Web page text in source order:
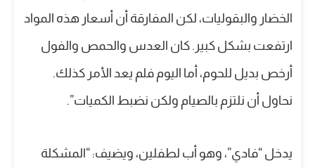
الخضار والبقوليات، لكن المفارقة أن أسعار هذه المواد
ارتفعت بشكل كبير. كان العدس والحمص والفول
أرخص بديل للحوم، أما اليوم فلم يعد الأمر كذلك.
نحاول أن نلتزم بالصيام ولكن نضبط الكميات”.
يدخل “فادي”، وهو أب لطفلين، ويضيف: “المشكلة